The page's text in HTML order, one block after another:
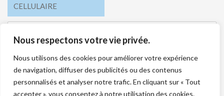
Nous respectons votre vie privée.
Nous utilisons des cookies pour améliorer votre expérience
de navigation, diffuser des publicités ou des contenus
personnalisés et analyser notre trafic. En cliquant sur « Tout
accepter », vous consentez à notre utilisation des cookies.
J’accepte de recevoir l’infolettre et je comprends que je
peux me désabonner en tout temps.
S'INSCRIRE